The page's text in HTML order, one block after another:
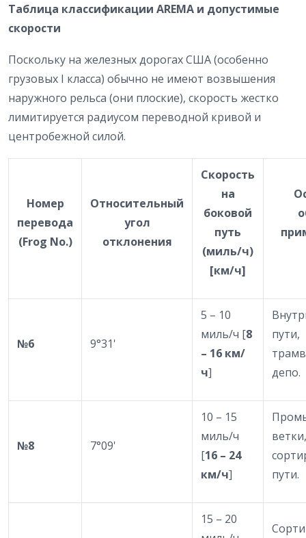
Таблица классификации AREMA и допустимые
скорости
Поскольку на железных дорогах США (особенно
грузовых I класса) обычно не имеют возвышения
наружного рельса (они плоские), скорость жестко
лимитируется радиусом переводной кривой и
центробежной силой.
Номер
перевода
(Frog No.)
Относительный
угол
отклонения
Скорость
на
боковой
путь
(миль/ч)
[км/ч]
№6 9°31'
5 – 10
миль/ч [8
– 16 км/
ч]
пути,
депо.
№8 7°09'
10 – 15
миль/ч
[16 – 24
км/ч]
ветки,
пути.
15 – 20